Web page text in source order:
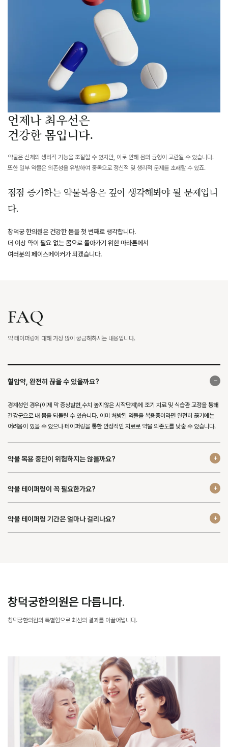
언제나 최우선은
건강한 몸입니다.
약물은 신체의 생리적 기능을 조절할 수 있지만, 이로 인해 몸의 균형이 교란될 수 있습니다.
또한 일부 약물은 의존성을 유발하여 중독으로 정신적 및 생리적 문제를 초래할 수 있죠.
점점 증가하는 약물복용은 깊이 생각해봐야 될 문제입니
다.
창덕궁 한의원은 건강한 몸을 첫 번째로 생각합니다.
더 이상 약이 필요 없는 몸으로 돌아가기 위한 마라톤에서
여러분의 페이스메이커가 되겠습니다.
FAQ
약 테이퍼링에 대해 가장 많이 궁금해하시는 내용입니다.
혈압약, 완전히 끊을 수 있을까요?
경계성인 경우(이제 막 증상발현,수치 높지않은 시작단계)에 조기 치료 및 식습관 교정을 통해
건강군으로 내 몸을 되돌릴 수 있습니다. 이미 처방된 약들을 복용중이라면 완전히 끊기에는
어려움이 있을 수 있으나 테이퍼링을 통한 안정적인 치료로 약물 의존도를 낮출 수 있습니다.
약물 복용 중단이 위험하지는 않을까요?
약물 테이퍼링이 꼭 필요한가요?
약물 테이퍼링 기간은 얼마나 걸리나요?
창덕궁한의원은 다릅니다.
창덕궁한의원의 특별함으로 최선의 결과를 이끌어냅니다.